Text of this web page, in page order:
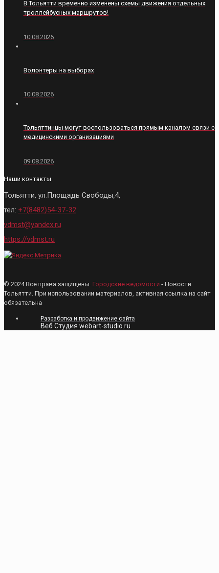
В Тольятти временно изменены схемы движения отдельных
троллейбусных маршрутов!
10.08.2026
Волонтеры на выборах
10.08.2026
Тольяттинцы могут воспользоваться прямым каналом связи с
медицинскими организациями
09.08.2026
Наши контакты
Тольятти, ул.Площадь Свободы,4,
тел: +7(8482)54-37-32
vdmst@yandex.ru
https://vdmst.ru
© 2024 Все права защищены. Городские ведомости - Новости
Тольятти. При использовании материалов, активная ссылка на сайт
обязательна
Разработка и продвижение сайта
Веб Студия webart-studio.ru